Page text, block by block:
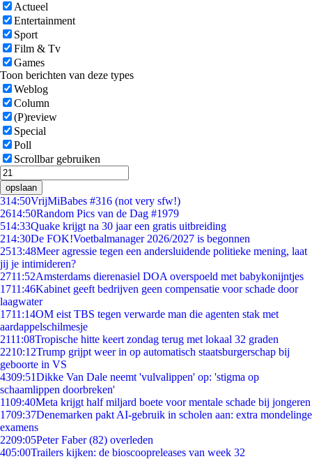
Actueel
Entertainment
Sport
Film & Tv
Games
Toon berichten van deze types
Weblog
Column
(P)review
Special
Poll
Scrollbar gebruiken
opslaan
314:50VrijMiBabes #316 (not very sfw!)
2614:50Random Pics van de Dag #1979
514:33Quake krijgt na 30 jaar een gratis uitbreiding
214:30De FOK!Voetbalmanager 2026/2027 is begonnen
2513:48Meer agressie tegen een andersluidende politieke mening, laat
jij je intimideren?
2711:52Amsterdams dierenasiel DOA overspoeld met babykonijntjes
1711:46Kabinet geeft bedrijven geen compensatie voor schade door
laagwater
1711:14OM eist TBS tegen verwarde man die agenten stak met
aardappelschilmesje
2111:08Tropische hitte keert zondag terug met lokaal 32 graden
2210:12Trump grijpt weer in op automatisch staatsburgerschap bij
geboorte in VS
4309:51Dikke Van Dale neemt 'vulvalippen' op: 'stigma op
schaamlippen doorbreken'
1109:40Meta krijgt half miljard boete voor mentale schade bij jongeren
1709:37Denemarken pakt AI-gebruik in scholen aan: extra mondelinge
examens
2209:05Peter Faber (82) overleden
405:00Trailers kijken: de bioscoopreleases van week 32